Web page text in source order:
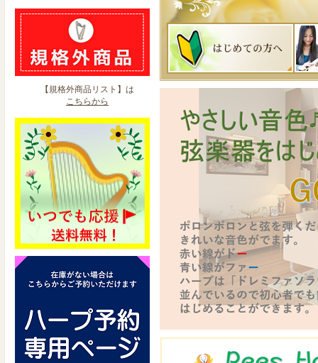
【規格外商品リスト】は
こちらから